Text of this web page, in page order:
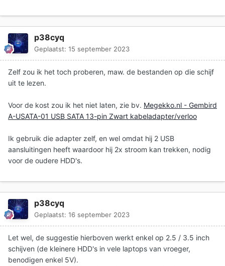
p38cyq
Geplaatst: 15 september 2023
Zelf zou ik het toch proberen, maw. de bestanden op die schijf
uit te lezen.
Voor de kost zou ik het niet laten, zie bv. Megekko.nl - Gembird
A-USATA-01 USB SATA 13-pin Zwart kabeladapter/verloo
Ik gebruik die adapter zelf, en wel omdat hij 2 USB
aansluitingen heeft waardoor hij 2x stroom kan trekken, nodig
voor de oudere HDD's.
p38cyq
Geplaatst: 16 september 2023
Let wel, de suggestie hierboven werkt enkel op 2.5 / 3.5 inch
schijven (de kleinere HDD's in vele laptops van vroeger,
benodigen enkel 5V).